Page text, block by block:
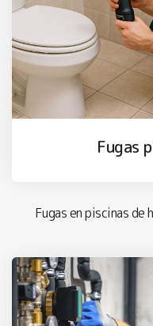
Fugas
Fugas en piscinas